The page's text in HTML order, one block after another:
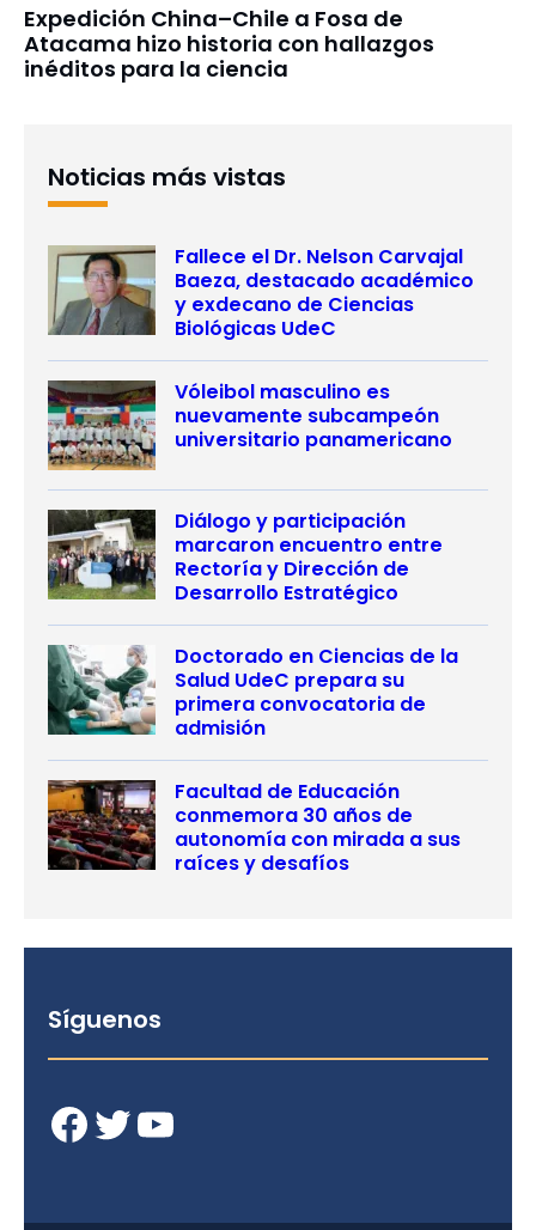
Expedición China–Chile a Fosa de
Atacama hizo historia con hallazgos
inéditos para la ciencia
Noticias más vistas
Fallece el Dr. Nelson Carvajal
Baeza, destacado académico
y exdecano de Ciencias
Biológicas UdeC
Vóleibol masculino es
nuevamente subcampeón
universitario panamericano
Diálogo y participación
marcaron encuentro entre
Rectoría y Dirección de
Desarrollo Estratégico
Doctorado en Ciencias de la
Salud UdeC prepara su
primera convocatoria de
admisión
Facultad de Educación
conmemora 30 años de
autonomía con mirada a sus
raíces y desafíos
Síguenos
Facebook Twitter YouTube